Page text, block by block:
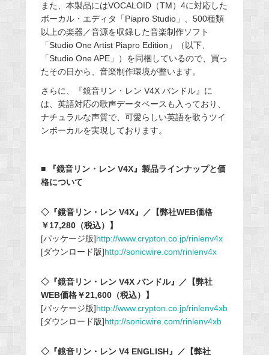
また、本製品にはVOCALOID（TM）4に対応した
ボーカル・エディタ「Piapro Studio」、500種類
以上の楽器／音源を収録した音楽制作ソフト
「Studio One Artist Piapro Edition」（以下、
「Studio One APE」）を同梱しているので、買っ
たその日から、音楽制作環境が整います。
さらに、『鏡音リン・レン V4X バンドル』に
は、英語対応の歌声データベースも入っており、
ナチュラルな声質で、可愛らしい英語を歌うツイ
ンボーカルを実現しております。
■ 『鏡音リン・レン V4X』製品ラインナップと価
格について
◇『鏡音リン・レン V4X』／【弊社WEB価格
￥17,280（税込）】
[パッケージ版]http://www.crypton.co.jp/rinlenv4x
[ダウンロード版]http://sonicwire.com/rinlenv4x
◇『鏡音リン・レン V4X バンドル』／【弊社
WEB価格￥21,600（税込）】
[パッケージ版]http://www.crypton.co.jp/rinlenv4xb
[ダウンロード版]http://sonicwire.com/rinlenv4xb
◇『鏡音リン・レン V4 ENGLISH』／【弊社